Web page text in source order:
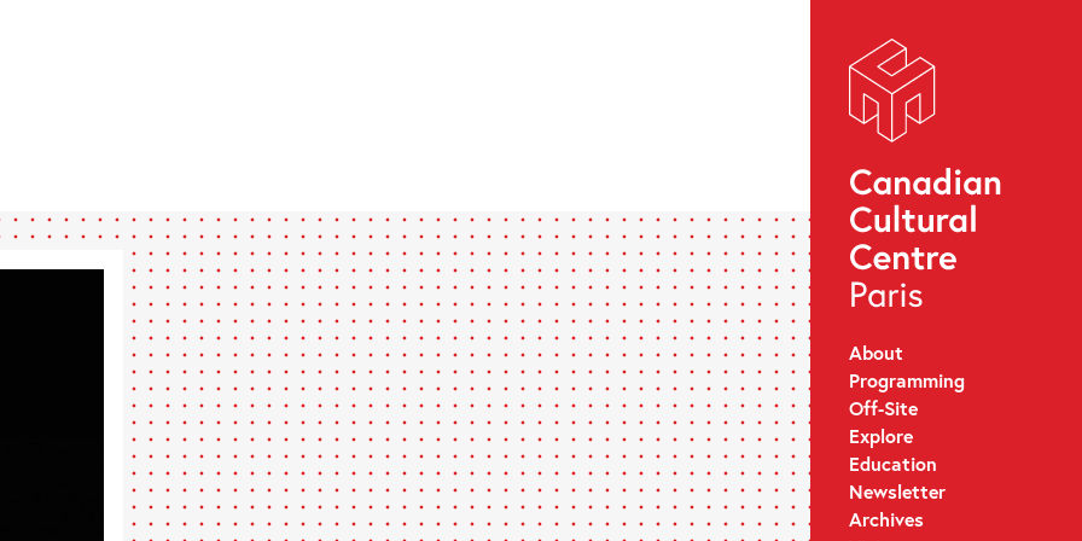
About
Programming
Off-Site
Explore
Education
Newsletter
Archives